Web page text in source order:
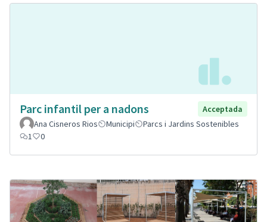
Parc infantil per a nadons
Acceptada
Ana Cisneros Rios
Municipi
Parcs i Jardins Sostenibles
1
0